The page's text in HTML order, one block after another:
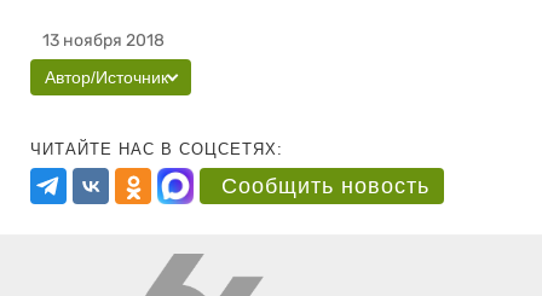
13 ноября 2018
Автор/Источник
ЧИТАЙТЕ НАС В СОЦСЕТЯХ:
Сообщить новость